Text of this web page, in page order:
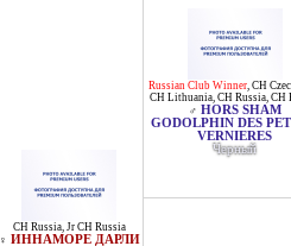
CH Russia, Jr CH Russia
♀ ИННАМОРЕ ДАРЛИ
Russian Club Winner, CH
CH Lithuania, CH Russia, CH
♂ HORS SHAM
GODOLPHIN DES
VERNIERES
Черный